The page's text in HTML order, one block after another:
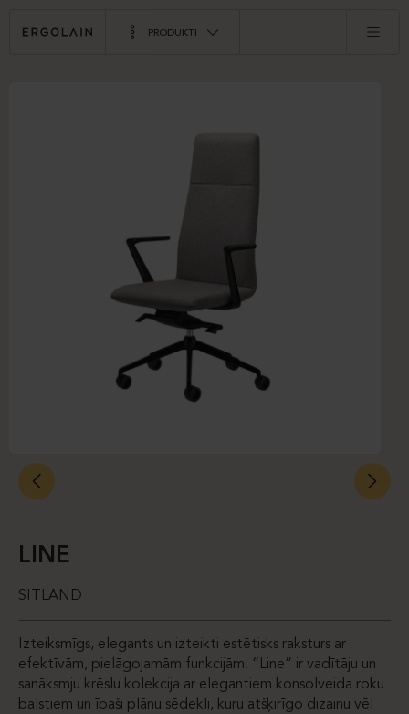
PRODUKTI
LINE
SITLAND
Izteiksmīgs, elegants un izteikti estētisks raksturs ar
efektīvām, pielāgojamām funkcijām. “Line” ir vadītāju un
sanāksmju krēslu kolekcija ar elegantiem konsolveida roku
balstiem un īpaši plānu sēdekli, kuru atšķirīgo dizainu vēl